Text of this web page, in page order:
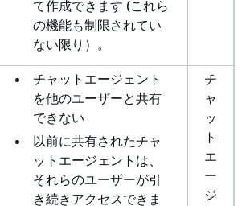
て作成できます (これら
の機能も制限されてい
ない限り）。
チャットエージェント
を他のユーザーと共有
できない
以前に共有されたチャ
ットエージェントは、
それらのユーザーが引
き続きアクセスできま
チ
ャ
ッ
ト
エ
ー
ジ